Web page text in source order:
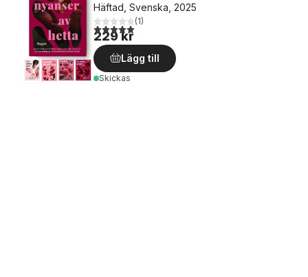
Häftad, Svenska, 2025
5,0utav 5 stjärnor. Totalt antal röster:
(1)
229 kr
Lägg till
Skickas